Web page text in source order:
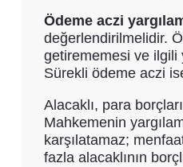
Ödeme aczi
değerlendirilmelidir.
getirememesi ve ilgili
Sürekli ödeme aczi
Alacaklı, para
Mahkemenin
karşılatamaz;
fazla alacaklının